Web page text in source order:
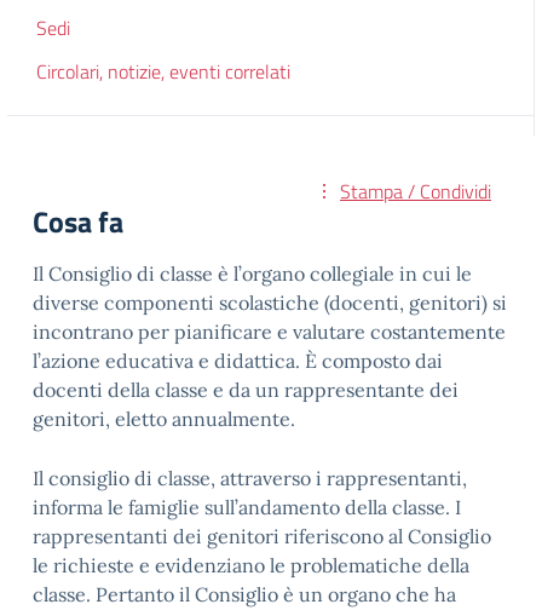
Sedi
Circolari, notizie, eventi correlati
Stampa / Condividi
Cosa fa
Il Consiglio di classe è l’organo collegiale in cui le
diverse componenti scolastiche (docenti, genitori) si
incontrano per pianificare e valutare costantemente
l’azione educativa e didattica. È composto dai
docenti della classe e da un rappresentante dei
genitori, eletto annualmente.
Il consiglio di classe, attraverso i rappresentanti,
informa le famiglie sull’andamento della classe. I
rappresentanti dei genitori riferiscono al Consiglio
le richieste e evidenziano le problematiche della
classe. Pertanto il Consiglio è un organo che ha